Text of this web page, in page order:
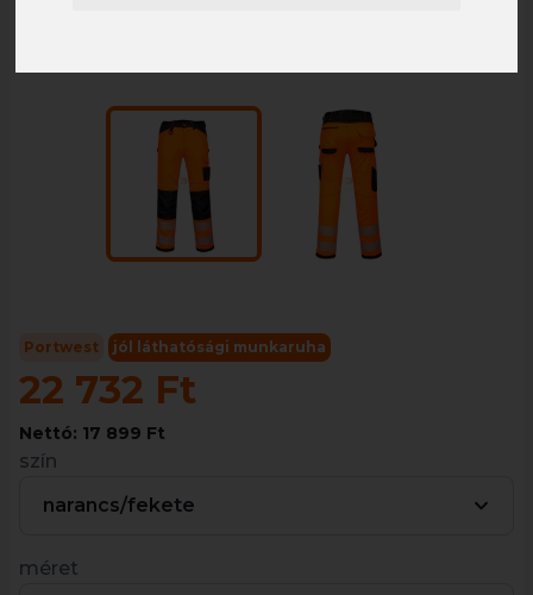
Portwest jól láthatósági munkaruha
22 732 Ft
Nettó: 17 899 Ft
szín
narancs/fekete
méret